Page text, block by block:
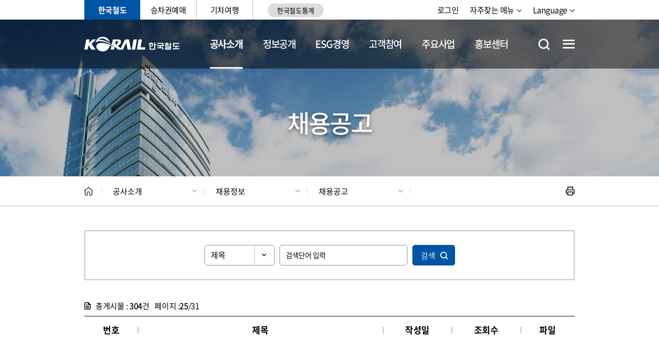
한국철도 승차권예매 기차여행 한국철도통계 로그인 자주찾는 메뉴 Language
공사소개
CEO 일반현황 채용정보
정보공개 ESG경영 고객참여 주요사업 홍보센터
채용공고
공사소개 채용정보 채용공고
검색
총게시물 :304건 페이지 :25/31
번호 제목 작성일 조회수 파일